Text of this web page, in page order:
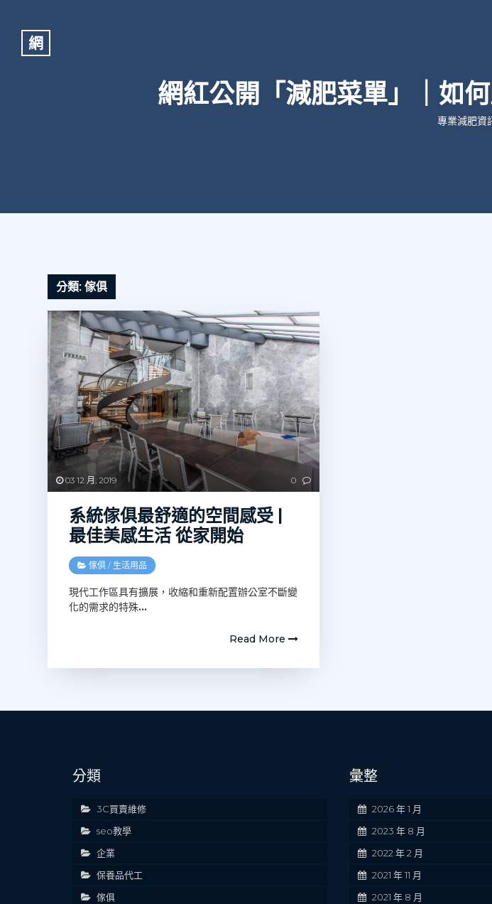
網
網紅公開「減肥菜單」｜如
專業減肥資
分類:傢俱
03 12 月, 2019 0
系統傢俱最舒適的空間感受 |
最佳美感生活 從家開始‎
傢俱 / 生活用品
現代工作區具有擴展，收縮和重新配置辦公室不斷變
化的需求的特殊…
Read More
分類
3C買賣維修
seo教學
企業
保養品代工
傢俱
彙整
2026 年 1 月
2023 年 8 月
2022 年 2 月
2021 年 11 月
2021 年 8 月